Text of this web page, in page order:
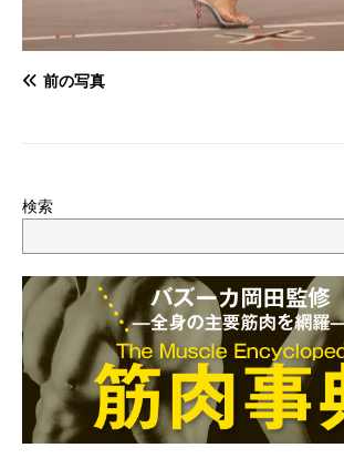
前の写真
検索